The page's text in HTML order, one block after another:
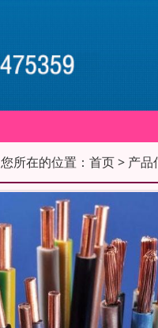
您所在的位置： 首页> 产品